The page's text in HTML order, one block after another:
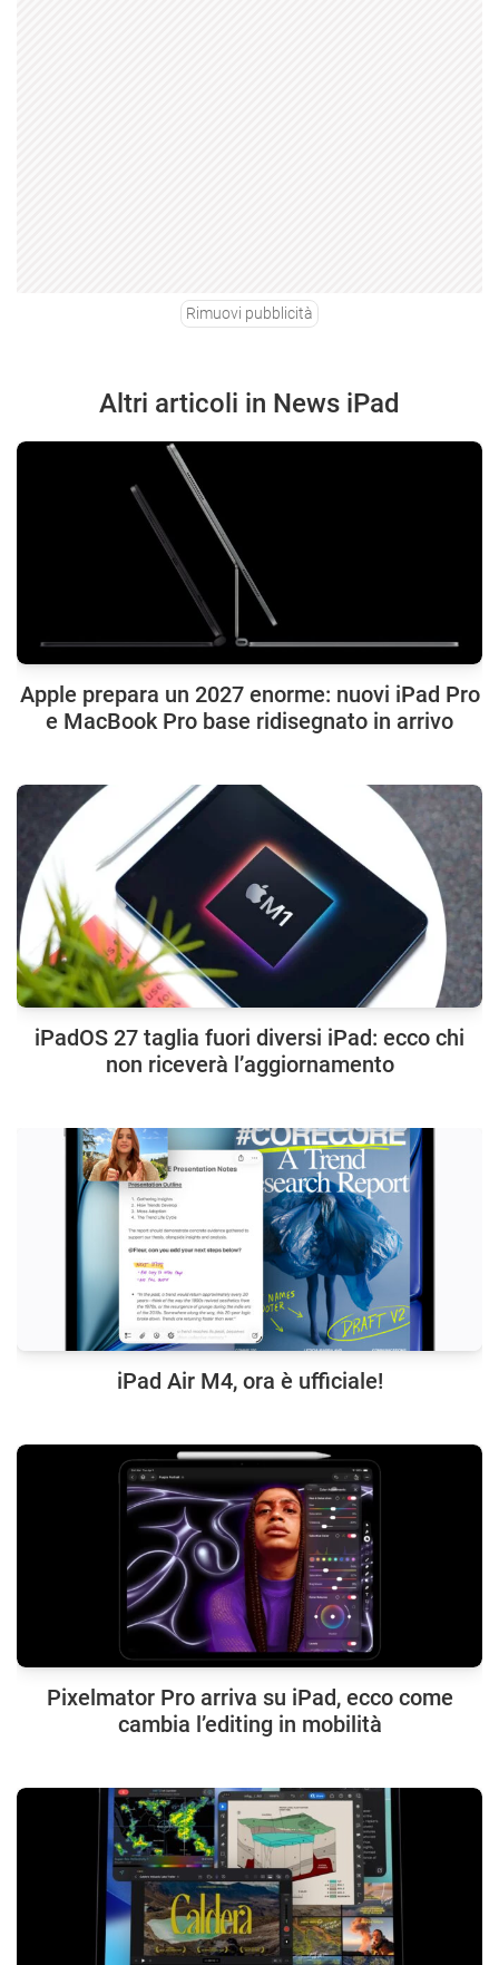
Rimuovi pubblicità
Altri articoli in News iPad
Apple prepara un 2027 enorme: nuovi iPad Pro
e MacBook Pro base ridisegnato in arrivo
iPadOS 27 taglia fuori diversi iPad: ecco chi
non riceverà l’aggiornamento
iPad Air M4, ora è ufficiale!
Pixelmator Pro arriva su iPad, ecco come
cambia l’editing in mobilità